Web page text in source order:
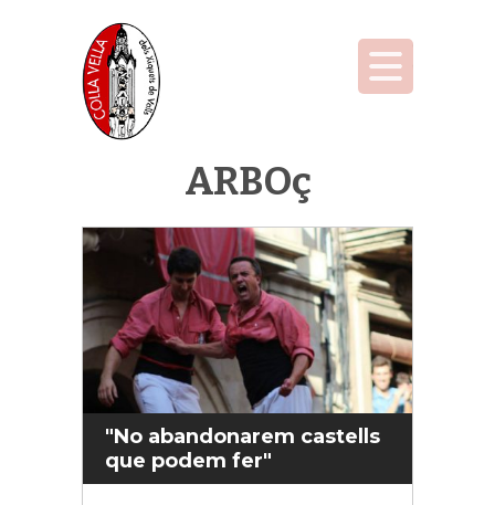
ARBOç
"No abandonarem castells
que podem fer"